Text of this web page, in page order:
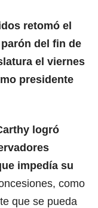
retomó el
del fin de
el viernes
presidente
logró
impedía su
como
que se pueda